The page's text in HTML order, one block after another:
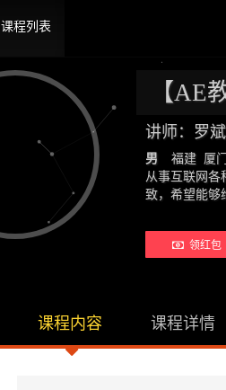
课程列表
【AE
讲师：罗
男
福建 厦
从事互联网各
致，希望能
领红包
课程内容 课程详情